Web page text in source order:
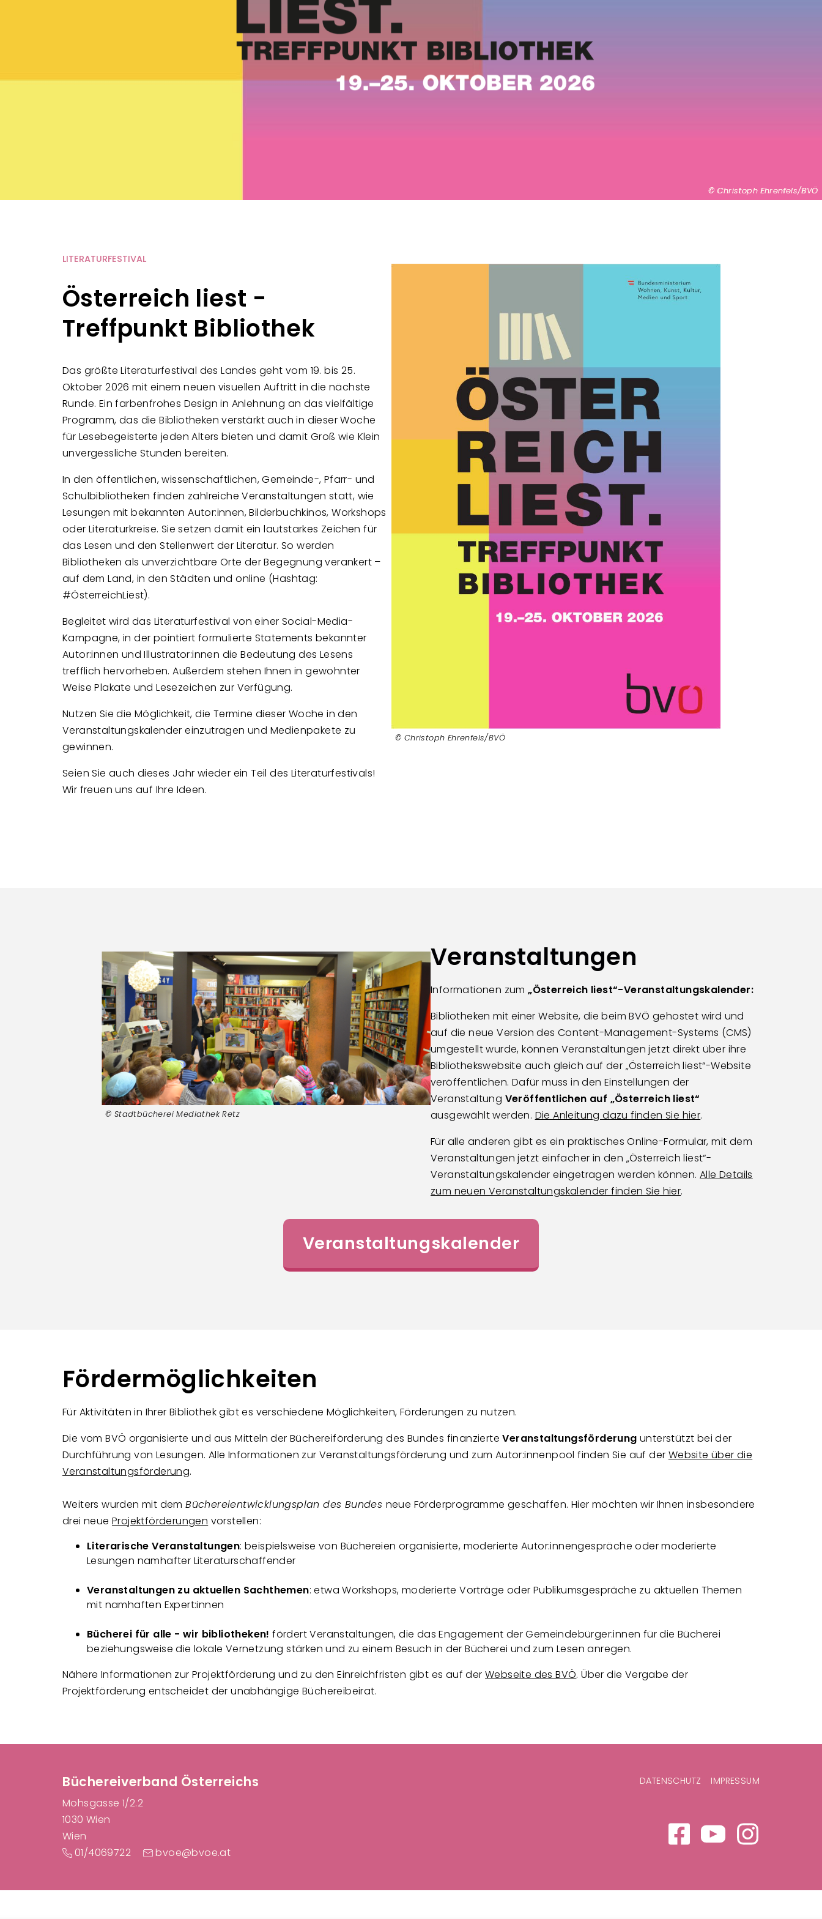
Christoph Ehrenfels/BVÖ
LITERATURFESTIVAL
Österreich liest -
Treffpunkt Bibliothek
Das größte Literaturfestival des Landes geht vom 19. bis 25.
Oktober 2026 mit einem neuen visuellen Auftritt in die nächste
Runde. Ein farbenfrohes Design in Anlehnung an das vielfältige
Programm, das die Bibliotheken verstärkt auch in dieser Woche
für Lesebegeisterte jeden Alters bieten und damit Groß wie Klein
unvergessliche Stunden bereiten.
In den öffentlichen, wissenschaftlichen, Gemeinde-, Pfarr- und
Schulbibliotheken finden zahlreiche Veranstaltungen statt, wie
Lesungen mit bekannten Autor:innen, Bilderbuchkinos, Workshops
oder Literaturkreise. Sie setzen damit ein lautstarkes Zeichen für
das Lesen und den Stellenwert der Literatur. So werden
Bibliotheken als unverzichtbare Orte der Begegnung verankert –
auf dem Land, in den Städten und online (Hashtag:
#ÖsterreichLiest).
Begleitet wird das Literaturfestival von einer Social-Media-
Kampagne, in der pointiert formulierte Statements bekannter
Autor:innen und Illustrator:innen die Bedeutung des Lesens
trefflich hervorheben. Außerdem stehen Ihnen in gewohnter
Weise Plakate und Lesezeichen zur Verfügung.
Nutzen Sie die Möglichkeit, die Termine dieser Woche in den
Veranstaltungskalender einzutragen und Medienpakete zu
gewinnen.
Seien Sie auch dieses Jahr wieder ein Teil des Literaturfestivals!
Wir freuen uns auf Ihre Ideen.
Christoph Ehrenfels/BVÖ
Veranstaltungen
Informationen zum„Österreich liest“-Veranstaltungskalender:
Bibliotheken mit einer Website, die beim BVÖ gehostet wird und
auf die neue Version des Content-Management-Systems (CMS)
umgestellt wurde, können Veranstaltungen jetzt direkt über ihre
Bibliothekswebsite auch gleich auf der „Österreich liest“-Website
veröffentlichen. Dafür muss in den Einstellungen der
Veranstaltung Veröffentlichen auf „Österreich liest“
ausgewählt werden. Die Anleitung dazu finden Sie hier.
Für alle anderen gibt es ein praktisches Online-Formular, mit dem
Veranstaltungen jetzt einfacher in den „Österreich liest“-
Veranstaltungskalender eingetragen werden können. Alle Details
zum neuen Veranstaltungskalender finden Sie hier.
Stadtbücherei Mediathek Retz
Veranstaltungskalender
Fördermöglichkeiten
Für Aktivitäten in Ihrer Bibliothek gibt es verschiedene Möglichkeiten, Förderungen zu nutzen.
Die vom BVÖ organisierte und aus Mitteln der Büchereiförderung des Bundes finanzierteVeranstaltungsförderung unterstützt bei der
Durchführung von Lesungen. Alle Informationen zur Veranstaltungsförderung und zum Autor:innenpool finden Sie auf der Website über die
Veranstaltungsförderung.
Weiters wurden mit demBüchereientwicklungsplan des Bundes neue Förderprogramme geschaffen. Hier möchten wir Ihnen insbesondere
drei neue Projektförderungen vorstellen:
Literarische Veranstaltungen: beispielsweise von Büchereien organisierte, moderierte Autor:innengespräche oder moderierte
Lesungen namhafter Literaturschaffender
Veranstaltungen zu aktuellen Sachthemen: etwa Workshops, moderierte Vorträge oder Publikumsgespräche zu aktuellen Themen
mit namhaften Expert:innen
Bücherei für alle - wir bibliotheken! fördert Veranstaltungen, die das Engagement der Gemeindebürger:innen für die Bücherei
beziehungsweise die lokale Vernetzung stärken und zu einem Besuch in der Bücherei und zum Lesen anregen.
Nähere Informationen zur Projektförderung und zu den Einreichfristen gibt es auf derWebseite des BVÖ. Über die Vergabe der
Projektförderung entscheidet der unabhängige Büchereibeirat.
Büchereiverband Österreichs
Mohsgasse 1/2.2
1030 Wien
Wien
01/4069722
bvoe@bvoe.at
DATENSCHUTZ IMPRESSUM